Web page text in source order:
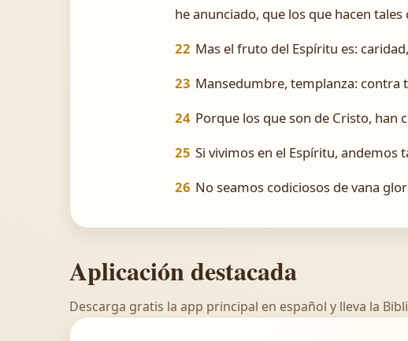
he anunciado, que los que hacen
22 Mas el fruto del Espíritu es:
23 Mansedumbre, templanza: contra
24 Porque los que son de Cristo, han
25 Si vivimos en el Espíritu, andemos
26 No seamos codiciosos de vana
Aplicación destacada
Descarga gratis la app principal en español y lleva la